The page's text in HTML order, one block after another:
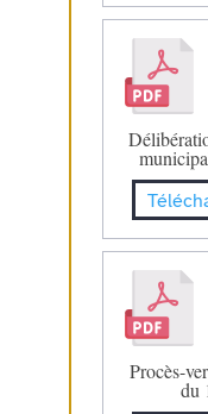
Procès-
du